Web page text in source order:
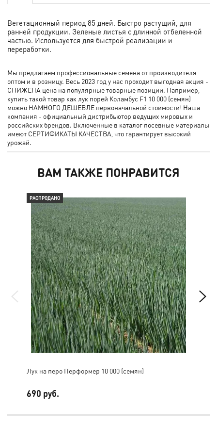
Вегетационный период 85 дней. Быстро растущий, для
ранней продукции. Зеленые листья с длинной отбеленной
частью. Используется для быстрой реализации и
переработки.
Мы предлагаем профессиональные семена от производителя
оптом и в розницу. Весь 2023 год у нас проходит выгодная акция -
СНИЖЕНА цена на популярные товарные позиции. Например,
купить такой товар как лук порей Коламбус F1 10 000 (семян)
можно НАМНОГО ДЕШЕВЛЕ первоначальной стоимости! Наша
компания - официальный дистрибьютор ведущих мировых и
российских брендов. Включенные в каталог посевные материалы
имеют СЕРТИФИКАТЫ КАЧЕСТВА, что гарантирует высокий
урожай.
ВАМ ТАКЖЕ ПОНРАВИТСЯ
РАСПРОДАНО
Лук на перо Перформер 10 000 (семян)
690 руб.